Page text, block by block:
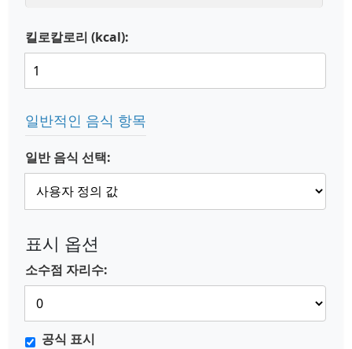
킬로칼로리 (kcal):
일반적인 음식 항목
일반 음식 선택:
표시 옵션
소수점 자리수:
공식 표시